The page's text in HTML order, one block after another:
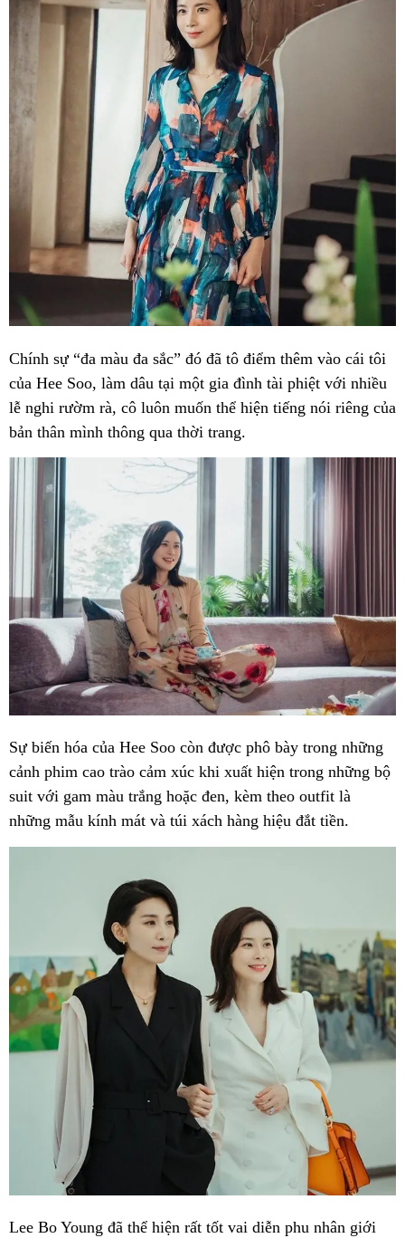
Chính sự “đa màu đa sắc” đó đã tô điểm thêm vào cái tôi
của Hee Soo, làm dâu tại một gia đình tài phiệt với nhiều
lễ nghi rườm rà, cô luôn muốn thể hiện tiếng nói riêng của
bản thân mình thông qua thời trang.
Sự biến hóa của Hee Soo còn được phô bày trong những
cảnh phim cao trào cảm xúc khi xuất hiện trong những bộ
suit với gam màu trắng hoặc đen, kèm theo outfit là
những mẫu kính mát và túi xách hàng hiệu đắt tiền.
Lee Bo Young đã thể hiện rất tốt vai diễn phu nhân giới